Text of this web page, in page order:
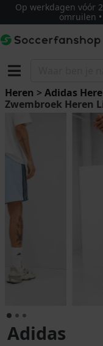
Op werkdagen vóór
omruilen
Heren >Adidas
Zwembroek Heren
Adidas